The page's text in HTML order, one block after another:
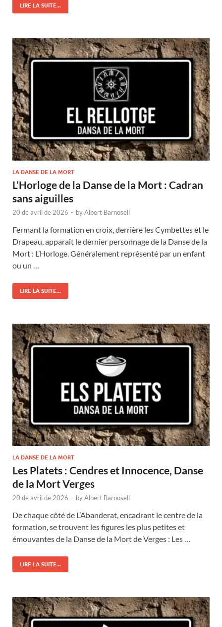
LIRE LA SUITE...
LA DANSE DE LA MORT
L’Horloge de la Danse de la Mort : Cadran
sans aiguilles
20 de avril de 2026 - byAlbert Barnosell
Fermant la formation en croix, derrière les Cymbettes et le
Drapeau, apparaît le dernier personnage de la Danse de la
Mort : L’Horloge. Généralement représenté par un enfant
ou un …
LIRE LA SUITE...
LA DANSE DE LA MORT
Les Platets : Cendres et Innocence, Danse
de la Mort Verges
20 de avril de 2026 - byAlbert Barnosell
De chaque côté de L’Abanderat, encadrant le centre de la
formation, se trouvent les figures les plus petites et
émouvantes de la Danse de la Mort de Verges : Les …
LIRE LA SUITE...